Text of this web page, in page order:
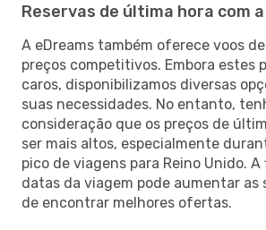
Reservas de última hora com
A eDreams também oferece voos
preços competitivos. Embora estes
caros, disponibilizamos diversas
suas necessidades. No entanto,
consideração que os preços de
ser mais altos, especialmente
pico de viagens para Reino Unido.
datas da viagem pode aumentar as
de encontrar melhores ofertas.